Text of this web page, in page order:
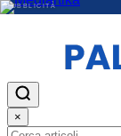
PUBBLICITÀ
×